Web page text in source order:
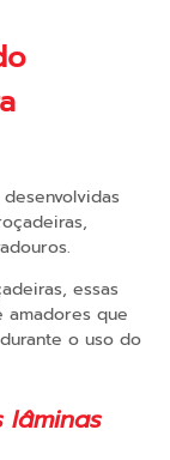
essas
amadores que
o uso do
lâminas